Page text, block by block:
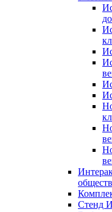
Стенд